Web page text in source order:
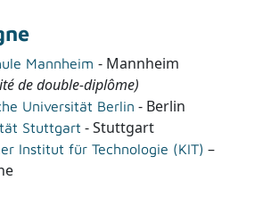
Mannheim - Mannheim
de double-diplôme)
Universität Berlin - Berlin
Stuttgart - Stuttgart
Institut für Technologie (KIT) –